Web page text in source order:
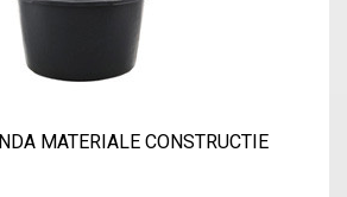
MATERIALE CONSTRUCTIE